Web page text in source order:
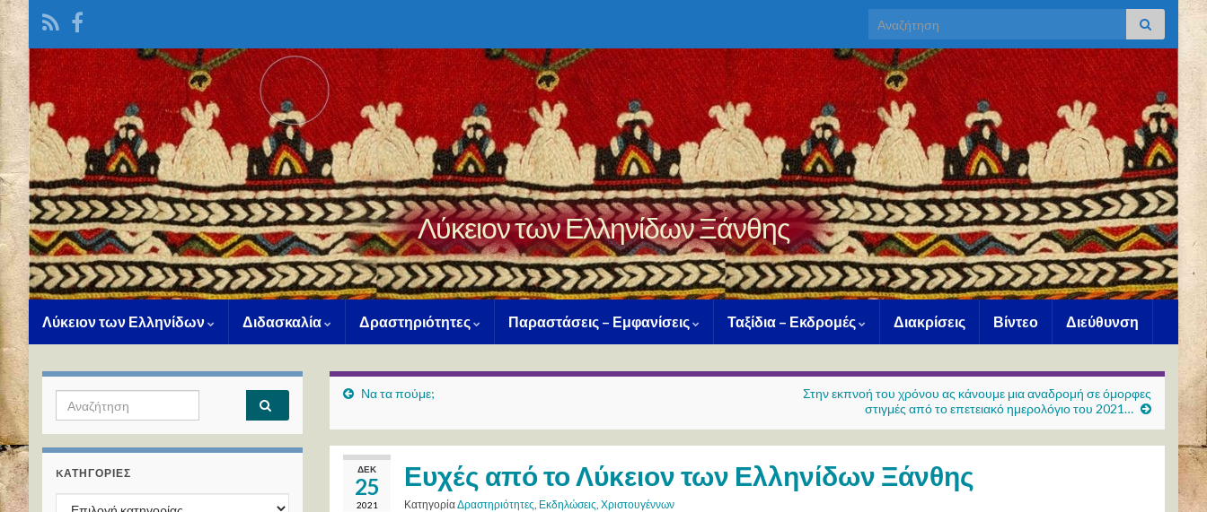
Search for:
Λύκειον των Ελληνίδων Ξάνθης
Λύκειον των Ελληνίδων Διδασκαλία Δραστηριότητες Παραστάσεις – Εμφανίσεις Ταξίδια – Εκδρομές Διακρίσεις Βίντεο Διεύθυνση
Να τα πούμε;
Στην εκπνοή του χρόνου ας κάνουμε μια αναδρομή σε όμορφες
στιγμές από το επετειακό ημερολόγιο του 2021…
ΔΕΚ
25
2021
Ευχές από το Λύκειον των Ελληνίδων Ξάνθης
ΚατηγορίαΔραστηριότητες, Εκδηλώσεις, Χριστουγέννων
Search for:
KΑΤΗΓΟΡΊΕΣ
Kατηγορίες